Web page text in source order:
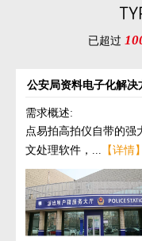
已超过
公安局资料电子化解决
需求概述:
点易拍高拍仪自带的强
文处理软件，... 【详情】